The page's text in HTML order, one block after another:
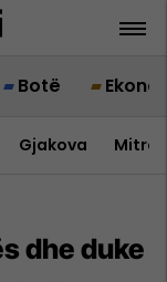
Botë
Gjakova
dhe duke